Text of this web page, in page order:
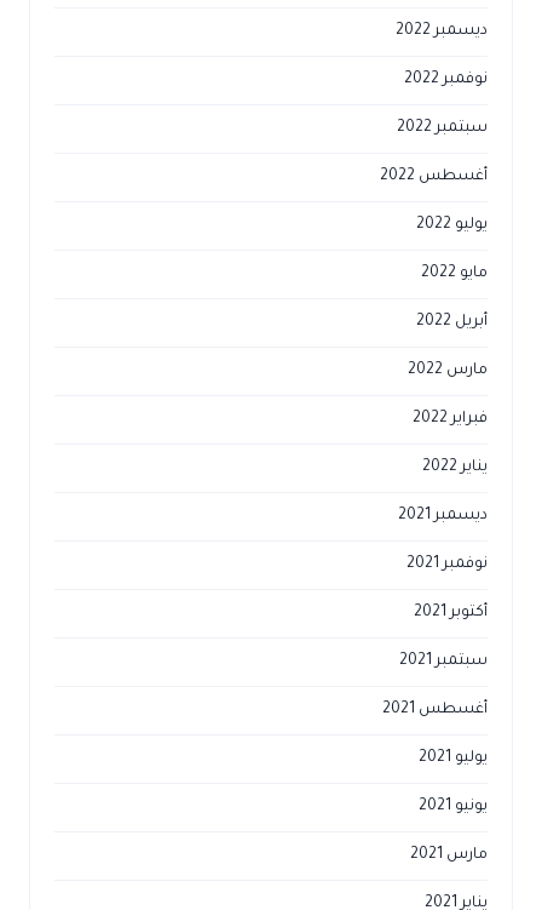
ديسمبر 2022
نوفمبر 2022
سبتمبر 2022
أغسطس 2022
يوليو 2022
مايو 2022
أبريل 2022
مارس 2022
فبراير 2022
يناير 2022
ديسمبر 2021
نوفمبر 2021
أكتوبر 2021
سبتمبر 2021
أغسطس 2021
يوليو 2021
يونيو 2021
مارس 2021
يناير 2021